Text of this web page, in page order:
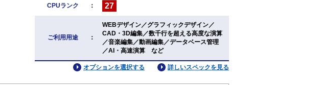
CPUランク ： 27
ご利用用途 ：
WEBデザイン／グラフィックデザイン／
CAD・3D編集／数千行を超える高度な演算
／音楽編集／動画編集／データベース管理
／AI・高速演算 など
詳しいスペックを見る
オプションを選択する